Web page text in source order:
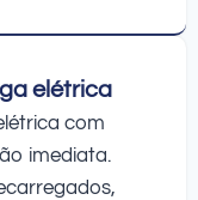
elétrica
com
imediata.